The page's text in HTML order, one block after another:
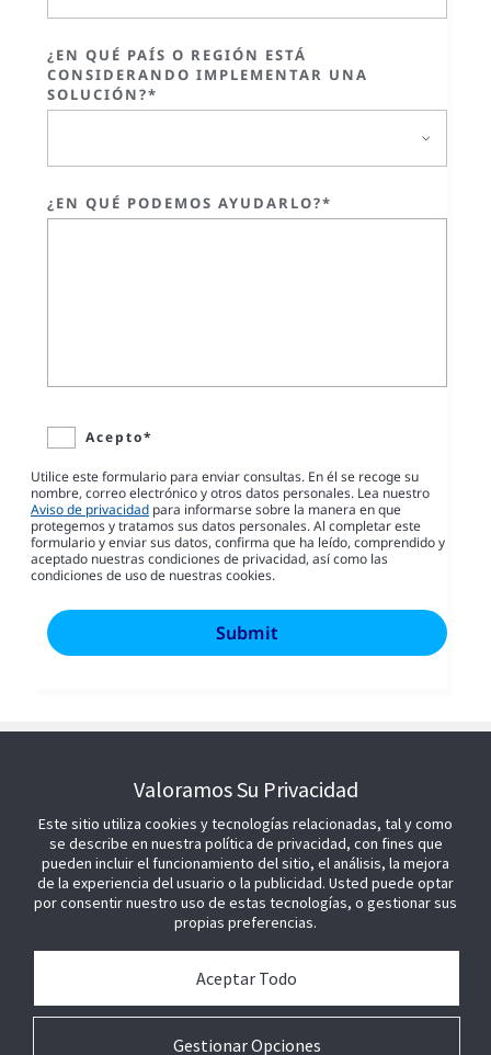
¿EN QUÉ PAÍS O REGIÓN ESTÁ
CONSIDERANDO IMPLEMENTAR UNA
SOLUCIÓN?*
¿EN QUÉ PODEMOS AYUDARLO?*
Acepto*
Utilice este formulario para enviar consultas. En él se recoge su
nombre, correo electrónico y otros datos personales. Lea nuestro
Aviso de privacidad para informarse sobre la manera en que
protegemos y tratamos sus datos personales. Al completar este
formulario y enviar sus datos, confirma que ha leído, comprendido y
aceptado nuestras condiciones de privacidad, así como las
condiciones de uso de nuestras cookies.
Valoramos Su Privacidad
Este sitio utiliza cookies y tecnologías relacionadas, tal y como
se describe en nuestra política de privacidad, con fines que
pueden incluir el funcionamiento del sitio, el análisis, la mejora
de la experiencia del usuario o la publicidad. Usted puede optar
por consentir nuestro uso de estas tecnologías, o gestionar sus
propias preferencias.
Gestionar Opciones
Aceptar Todo